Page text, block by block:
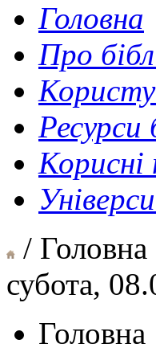
Головна
Про
Ресурси
Корисні
/ Головна
субота,
Головна